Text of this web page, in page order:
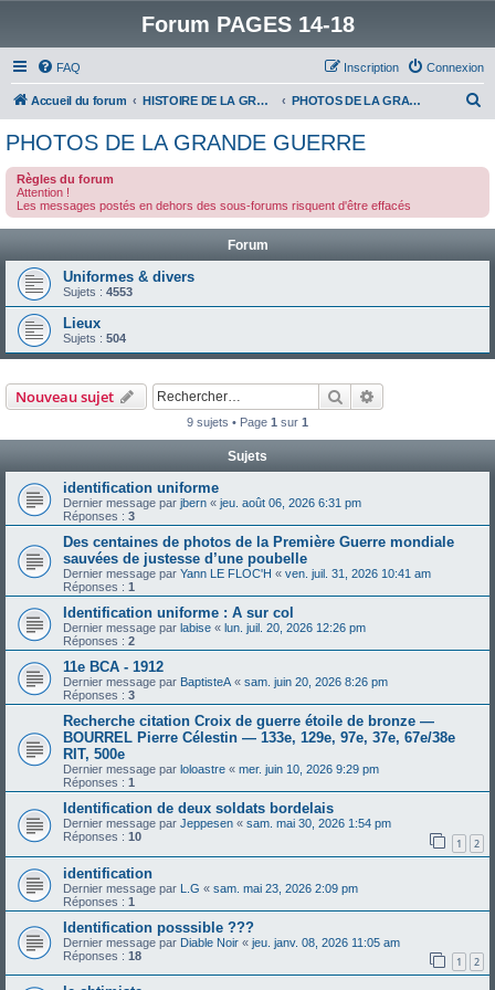
Forum PAGES 14-18
FAQ Connexion
Inscription
Accueil du forum HISTOIRE DE LA GRANDE GUERRE PHOTOS DE LA GRANDE GUERRE
r
c
e
PHOTOS DE LA GRANDE GUERRE
Règles du forum
Attention !
Les messages postés en dehors des sous-forums risquent d'être effacés
Forum
Uniformes & divers
Sujets : 4553
Lieux
Sujets : 504
Nouveau sujet Rechercher
9 sujets • Page 1 sur 1
Sujets
identification uniforme
Dernier message par jbern « jeu. août 06, 2026 6:31 pm
Réponses : 3
Des centaines de photos de la Première Guerre mondiale
sauvées de justesse d’une poubelle
Dernier message par Yann LE FLOC'H « ven. juil. 31, 2026 10:41 am
Réponses : 1
Identification uniforme : A sur col
Dernier message par labise « lun. juil. 20, 2026 12:26 pm
Réponses : 2
11e BCA - 1912
Dernier message par BaptisteA « sam. juin 20, 2026 8:26 pm
Réponses : 3
Recherche citation Croix de guerre étoile de bronze —
BOURREL Pierre Célestin — 133e, 129e, 97e, 37e, 67e/38e
RIT, 500e
Dernier message par loloastre « mer. juin 10, 2026 9:29 pm
Réponses : 1
Identification de deux soldats bordelais
Dernier message par Jeppesen « sam. mai 30, 2026 1:54 pm
Réponses : 10 1 2
identification
Dernier message par L.G « sam. mai 23, 2026 2:09 pm
Réponses : 1
Identification posssible ???
Dernier message par Diable Noir « jeu. janv. 08, 2026 11:05 am
Réponses : 18 1 2